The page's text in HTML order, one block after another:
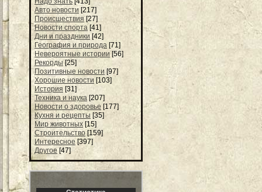
Авто новости [217]
Происшествия [27]
Новости спорта [41]
Дни и праздники [42]
География и природа [71]
Невероятные истории [56]
Рекорды [25]
Позитивные новости [97]
Хорошие новости [103]
История [31]
Техника и наука [207]
Новости о здоровье [177]
Кухня и рецепты [35]
Мир животных [15]
Строительство [159]
Интересное [397]
Другое [47]